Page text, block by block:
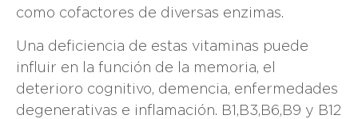
como cofactores de diversas enzimas.
Una deficiencia de estas vitaminas puede
influir en la función de la memoria, el
deterioro cognitivo, demencia, enfermedades
degenerativas e inflamación. B1,B3,B6,B9 y B12